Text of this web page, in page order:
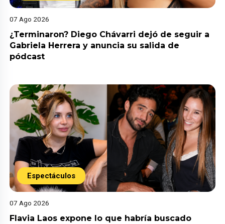
07 Ago 2026
¿Terminaron? Diego Chávarri dejó de seguir a
Gabriela Herrera y anuncia su salida de
pódcast
Espectáculos
07 Ago 2026
Flavia Laos expone lo que habría buscado